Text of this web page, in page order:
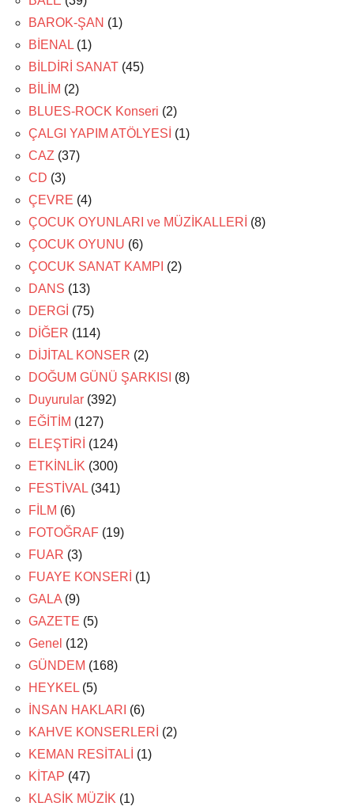
BAROK-ŞAN (1)
BİENAL (1)
BİLDİRİ SANAT (45)
BİLİM (2)
BLUES-ROCK Konseri (2)
ÇALGI YAPIM ATÖLYESİ (1)
CAZ (37)
CD (3)
ÇEVRE (4)
ÇOCUK OYUNLARI ve MÜZİKALLERİ (8)
ÇOCUK OYUNU (6)
ÇOCUK SANAT KAMPI (2)
DANS (13)
DERGİ (75)
DİĞER (114)
DİJİTAL KONSER (2)
DOĞUM GÜNÜ ŞARKISI (8)
Duyurular (392)
EĞİTİM (127)
ELEŞTİRİ (124)
ETKİNLİK (300)
FESTİVAL (341)
FİLM (6)
FOTOĞRAF (19)
FUAR (3)
FUAYE KONSERİ (1)
GALA (9)
GAZETE (5)
Genel (12)
GÜNDEM (168)
HEYKEL (5)
İNSAN HAKLARI (6)
KAHVE KONSERLERİ (2)
KEMAN RESİTALİ (1)
KİTAP (47)
KLASİK MÜZİK (1)